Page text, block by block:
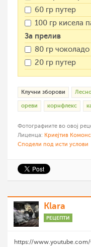
60 гр путер
100 гр кисела
За прелив
80 гр чоколадо
20 гр путер
Клучни зборови
ореви корнфлекс
Фотографиите во овој
Лиценца: Криејтив
Сподели под исти услови
Klara
РЕЦЕПТИ
https://www.youtube.com/